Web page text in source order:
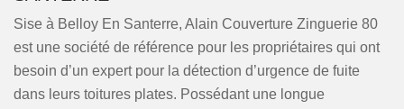
Sise à Belloy En Santerre, Alain Couverture Zinguerie 80
est une société de référence pour les propriétaires qui ont
besoin d’un expert pour la détection d’urgence de fuite
dans leurs toitures plates. Possédant une longue